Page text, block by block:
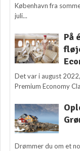
København fra
juli...
På
Det var i august
Premium Economy
Drømmer du om et